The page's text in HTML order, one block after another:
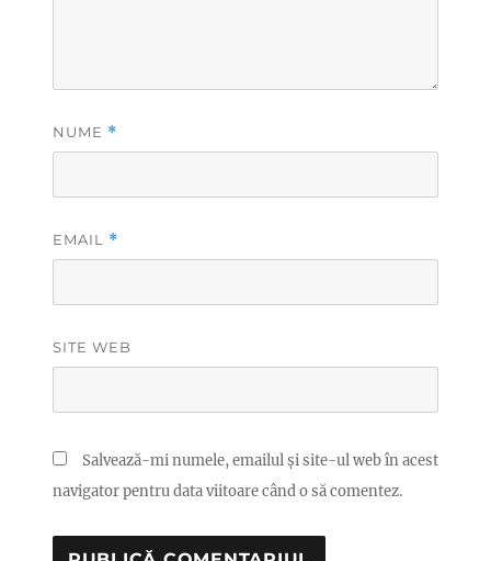
NUME *
EMAIL *
SITE WEB
Salvează-mi numele, emailul și site-ul web în acest
navigator pentru data viitoare când o să comentez.